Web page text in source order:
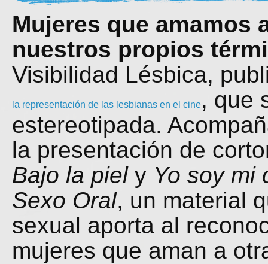
Mujeres que amamos
nuestros propios
Visibilidad Lésbica,
la representación de las lesbianas en el cine, que
estereotipada.
la presentación de
Bajo la piely Yo soy mi
Sexo Oral, un material
sexual aporta al
mujeres que aman a